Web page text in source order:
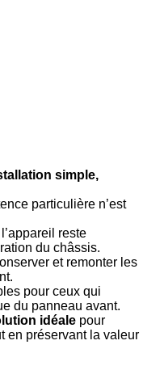
simple,
particulière n’est
l’appareil reste
du châssis.
et remonter les
pour ceux qui
du panneau avant.
idéale pour
en préservant la valeur